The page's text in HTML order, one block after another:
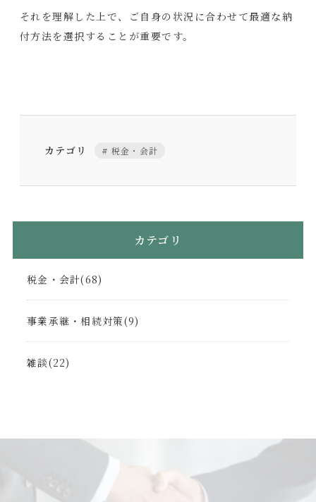
それを理解した上で、ご自身の状況に合わせて最適な納
付方法を選択することが重要です。
カテゴリ 税金・会計
カテゴリ
税金・会計(68)
事業承継・相続対策(9)
雑談(22)